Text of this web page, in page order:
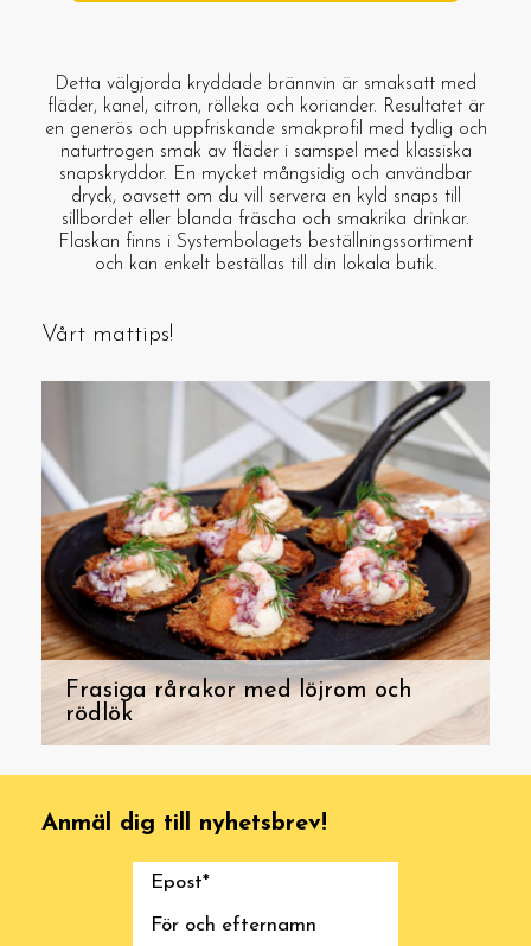
Vårt mattips!
Frasiga rårakor med löjrom och
rödlök
Detta välgjorda kryddade brännvin är smaksatt med
fläder, kanel, citron, rölleka och koriander. Resultatet är
en generös och uppfriskande smakprofil med tydlig och
naturtrogen smak av fläder i samspel med klassiska
snapskryddor. En mycket mångsidig och användbar
dryck, oavsett om du vill servera en kyld snaps till
sillbordet eller blanda fräscha och smakrika drinkar.
Flaskan finns i Systembolagets beställningssortiment
och kan enkelt beställas till din lokala butik.
Anmäl dig till nyhetsbrev!